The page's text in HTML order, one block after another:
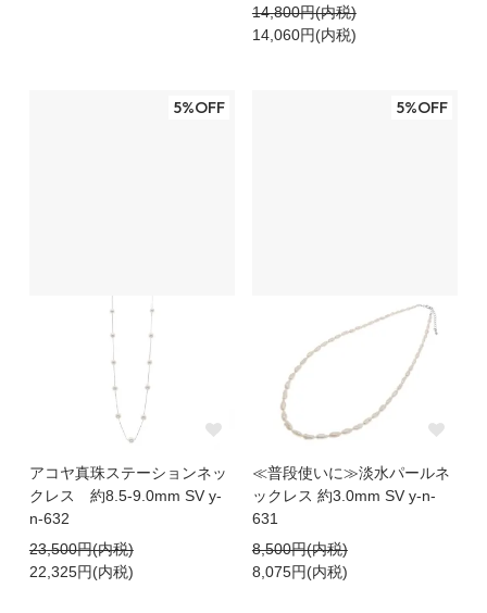
14,800円(内税)
14,060円(内税)
5%OFF
アコヤ真珠ステーションネッ
クレス 約8.5-9.0mm SV y-
n-632
23,500円(内税)
22,325円(内税)
5%OFF
≪普段使いに≫淡水パールネ
ックレス 約3.0mm SV y-n-
631
8,500円(内税)
8,075円(内税)